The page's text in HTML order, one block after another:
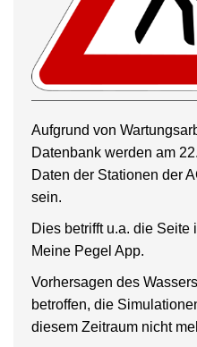
Aufgrund von
Datenbank werden am
Daten der Stationen der
sein.
Dies betrifft u.a. die
Meine Pegel App.
Vorhersagen des
betroffen, die
diesem Zeitraum nicht